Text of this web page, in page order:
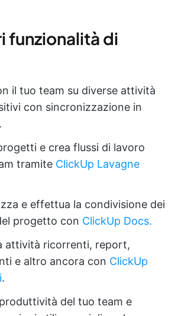
funzionalità di
il tuo team su diverse attività
con sincronizzazione in
e crea flussi di lavoro
tramite ClickUp Lavagne
e effettua la condivisione dei
progetto con ClickUp Docs.
attività ricorrenti, report,
e altro ancora con ClickUp
.
del tuo team e